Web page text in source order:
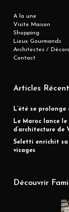
A la une
Visite Maison
Shopping
Lieux Gourmands
Architectes /
Contact
Articles
L’été se
Le Maroc lance
d’architecture de
Seletti enrichit sa
visages
Découvrir